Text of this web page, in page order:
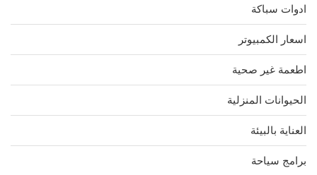
ادوات سباكة
اسعار الكمبيوتر
اطعمة غير صحية
الحيوانات المنزلية
العناية بالبيئة
برامج سياحة